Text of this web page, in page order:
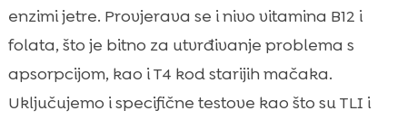
enzimi jetre. Provjerava se i nivo vitamina B12 i
folata, što je bitno za utvrđivanje problema s
apsorpcijom, kao i T4 kod starijih mačaka.
Uključujemo i specifične testove kao što su TLI i